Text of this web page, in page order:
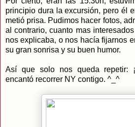
principio dura la excursión, pero él
metió prisa. Pudimos hacer fotos,
al contrario, cuanto mas
nos explicaba, o nos hacía fijarnos
su gran sonrisa y su buen humor.
Así que solo nos queda repetir:
encantó recorrer NY contigo. ^_^